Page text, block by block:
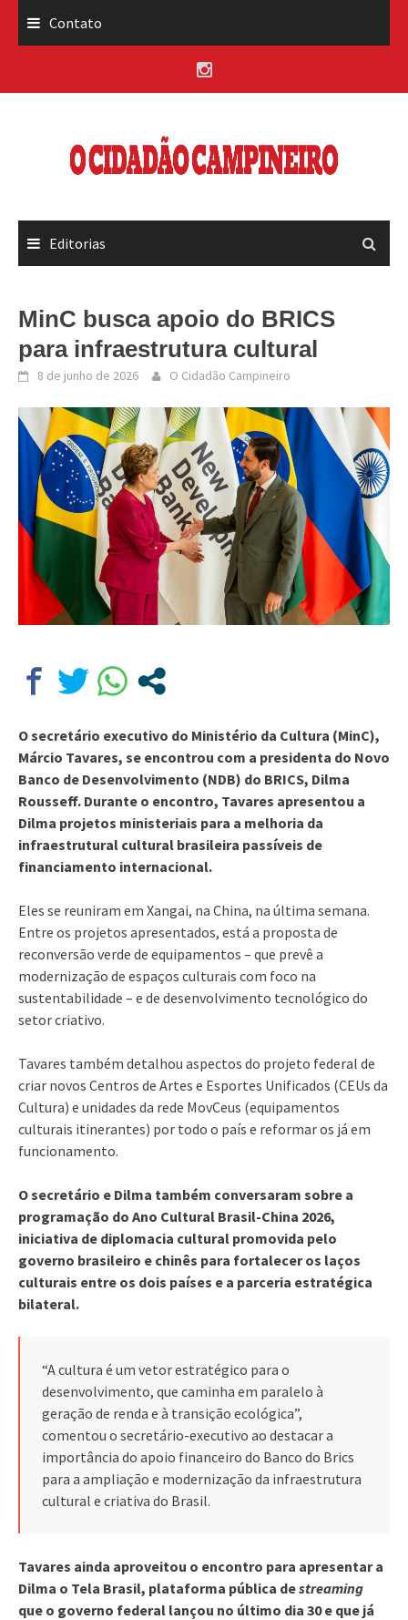
Contato
Editorias
MinC busca apoio do BRICS
para infraestrutura cultural
8 de junho de 2026 O Cidadão Campineiro
O secretário executivo do Ministério da Cultura (MinC),
Márcio Tavares, se encontrou com a presidenta do Novo
Banco de Desenvolvimento (NDB) do BRICS, Dilma
Rousseff. Durante o encontro, Tavares apresentou a
Dilma projetos ministeriais para a melhoria da
infraestrutural cultural brasileira passíveis de
financiamento internacional.
Eles se reuniram em Xangai, na China, na última semana.
Entre os projetos apresentados, está a proposta de
reconversão verde de equipamentos – que prevê a
modernização de espaços culturais com foco na
sustentabilidade – e de desenvolvimento tecnológico do
setor criativo.
Tavares também detalhou aspectos do projeto federal de
criar novos Centros de Artes e Esportes Unificados (CEUs da
Cultura) e unidades da rede MovCeus (equipamentos
culturais itinerantes) por todo o país e reformar os já em
funcionamento.
O secretário e Dilma também conversaram sobre a
programação do Ano Cultural Brasil-China 2026,
iniciativa de diplomacia cultural promovida pelo
governo brasileiro e chinês para fortalecer os laços
culturais entre os dois países e a parceria estratégica
bilateral.
“A cultura é um vetor estratégico para o
desenvolvimento, que caminha em paralelo à
geração de renda e à transição ecológica”,
comentou o secretário-executivo ao destacar a
importância do apoio financeiro do Banco do Brics
para a ampliação e modernização da infraestrutura
cultural e criativa do Brasil.
Tavares ainda aproveitou o encontro para apresentar a
Dilma o Tela Brasil, plataforma pública destreaming
que o governo federal lançou no último dia 30 e que já